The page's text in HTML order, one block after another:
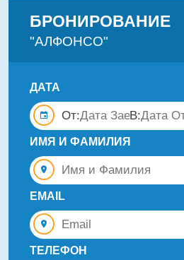
БРОНИРОВАНИЕ
"АЛФОНСО"
ДАТА
От: В:
ИМЯ И ФАМИЛИЯ
EMAIL
ТЕЛЕФОН